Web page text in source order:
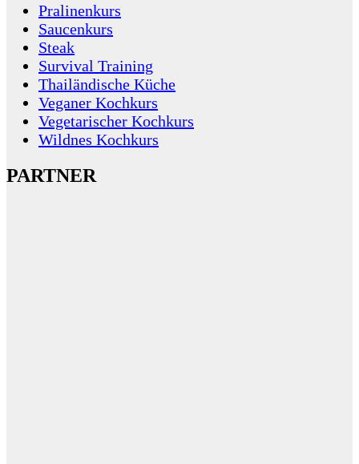
Pralinenkurs
Saucenkurs
Steak
Survival Training
Thailändische Küche
Veganer Kochkurs
Vegetarischer Kochkurs
Wildnes Kochkurs
PARTNER